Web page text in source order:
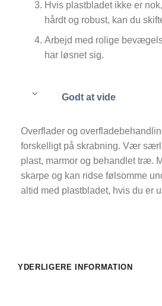
Hvis plastbladet ikke er
hårdt og robust, kan du
Arbejd med rolige
har løsnet sig.
Godt at vide
Overflader og
forskelligt på skrabning. Vær
plast, marmor og behandlet træ.
skarpe og kan ridse følsomme
altid med plastbladet, hvis du er
YDERLIGERE INFORMATION